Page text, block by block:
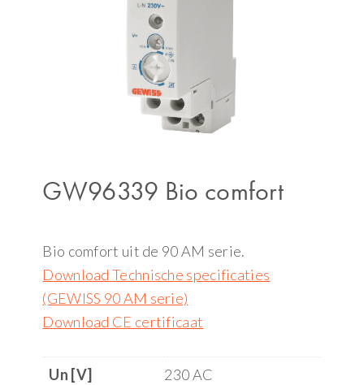
GW96339 Bio comfort
Bio comfort uit de 90 AM serie.
Download Technische specificaties
(GEWISS 90 AM serie)
Download CE certificaat
Un [V]
230 AC